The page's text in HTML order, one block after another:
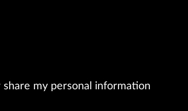
share my personal information